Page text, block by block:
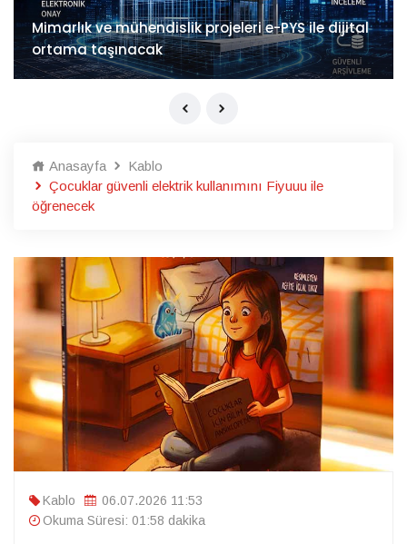
Mimarlık ve mühendislik projeleri e-PYS ile dijital
ortama taşınacak
Anasayfa
Kablo
Çocuklar güvenli elektrik kullanımını Fiyuuu ile
öğrenecek
Kablo
06.07.2026 11:53
Okuma Süresi: 01:58 dakika